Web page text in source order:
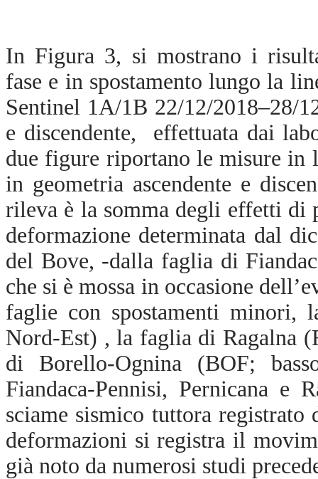
In Figura 3, si mostrano i
fase e in spostamento lungo la
Sentinel 1A/1B 22/12/2018–28/
e discendente, effettuata dai
due figure riportano le misure in
in geometria ascendente e
rileva è la somma degli effetti di
deformazione determinata dal
del Bove, -dalla faglia di
che si è mossa in occasione
faglie con spostamenti minori,
Nord-Est) , la faglia di Ragalna
di Borello-Ognina (BOF;
Fiandaca-Pennisi, Pernicana e
sciame sismico tuttora
deformazioni si registra il
già noto da numerosi studi